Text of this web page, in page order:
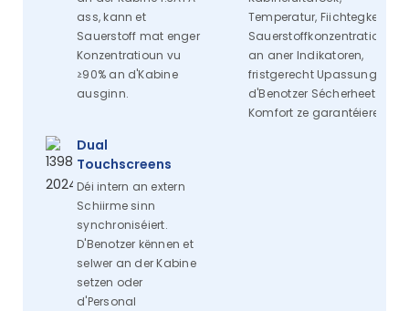
ass, kann et
Sauerstoff mat enger
Konzentratioun vu
≥90% an d'Kabine
ausginn.
Temperatur, Fiichtegkeet,
Sauerstoffkonzentratioun
an aner Indikatoren,
fristgerecht Upassung fir
d'Benotzer Sécherheet a
Komfort ze garantéieren.
Dual
Touchscreens
Déi intern an extern
Schiirme sinn
synchroniséiert.
D'Benotzer kënnen et
selwer an der Kabine
setzen oder
d'Personal